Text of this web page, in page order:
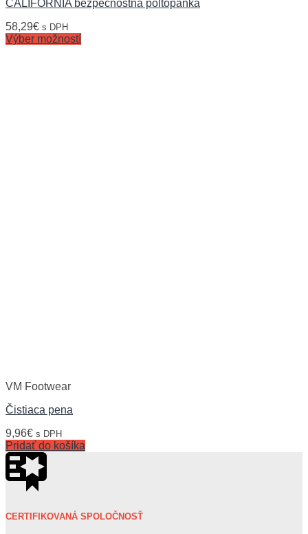
CALIFORNIA bezpečnostná poltopánka
58,29€ s DPH
Výber možností
VM Footwear
Čistiaca pena
9,96€ s DPH
Pridať do košíka
CERTIFIKOVANÁ SPOLOČNOSŤ